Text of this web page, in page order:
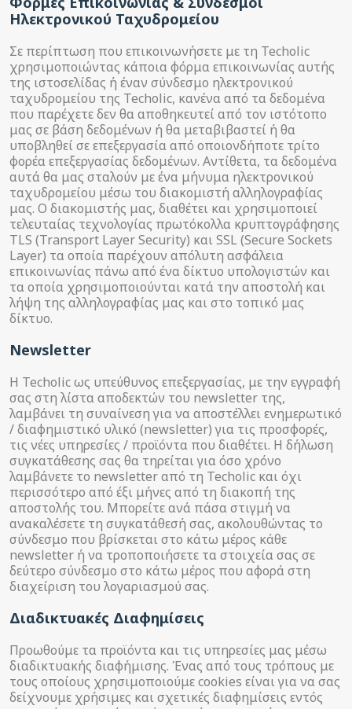
Ηλεκτρονικού Ταχυδρομείου
Σε περίπτωση που επικοινωνήσετε με τη Techolic
χρησιμοποιώντας κάποια φόρμα επικοινωνίας αυτής
της ιστοσελίδας ή έναν σύνδεσμο ηλεκτρονικού
ταχυδρομείου της Techolic, κανένα από τα δεδομένα
που παρέχετε δεν θα αποθηκευτεί από τον ιστότοπο
μας σε βάση δεδομένων ή θα μεταβιβαστεί ή θα
υποβληθεί σε επεξεργασία από οποιονδήποτε τρίτο
φορέα επεξεργασίας δεδομένων. Αντίθετα, τα δεδομένα
αυτά θα μας σταλούν με ένα μήνυμα ηλεκτρονικού
ταχυδρομείου μέσω του διακομιστή αλληλογραφίας
μας. Ο διακομιστής μας, διαθέτει και χρησιμοποιεί
τελευταίας τεχνολογίας πρωτόκολλα κρυπτογράφησης
TLS (Transport Layer Security) και SSL (Secure Sockets
Layer) τα οποία παρέχουν απόλυτη ασφάλεια
επικοινωνίας πάνω από ένα δίκτυο υπολογιστών και
τα οποία χρησιμοποιούνται κατά την αποστολή και
λήψη της αλληλογραφίας μας και στο τοπικό μας
δίκτυο.
Newsletter
Η Techolic ως υπεύθυνος επεξεργασίας, με την εγγραφή
σας στη λίστα αποδεκτών του newsletter της,
λαμβάνει τη συναίνεση για να αποστέλλει ενημερωτικό
/ διαφημιστικό υλικό (newsletter) για τις προσφορές,
τις νέες υπηρεσίες / προϊόντα που διαθέτει. Η δήλωση
συγκατάθεσης σας θα τηρείται για όσο χρόνο
λαμβάνετε το newsletter από τη Techolic και όχι
περισσότερο από έξι μήνες από τη διακοπή της
αποστολής του. Μπορείτε ανά πάσα στιγμή να
ανακαλέσετε τη συγκατάθεσή σας, ακολουθώντας το
σύνδεσμο που βρίσκεται στο κάτω μέρος κάθε
newsletter ή να τροποποιήσετε τα στοιχεία σας σε
δεύτερο σύνδεσμο στο κάτω μέρος που αφορά στη
διαχείριση του λογαριασμού σας.
Διαδικτυακές Διαφημίσεις
Προωθούμε τα προϊόντα και τις υπηρεσίες μας μέσω
διαδικτυακής διαφήμισης. Ένας από τους τρόπους με
τους οποίους χρησιμοποιούμε cookies είναι για να σας
δείχνουμε χρήσιμες και σχετικές διαφημίσεις εντός